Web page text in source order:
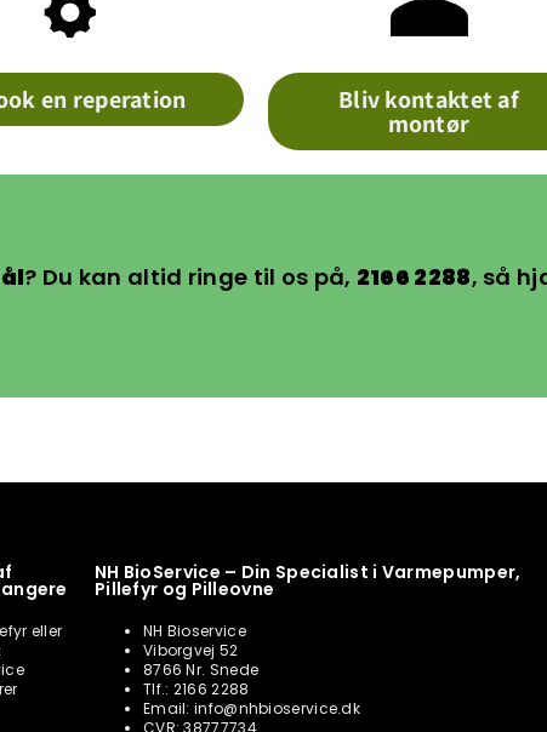
en reperation Bliv kontaktet af
montør
? Du kan altid ringe til os på, 2166 2288, så
eller
NH BioService – Din Specialist i Varmepumper,
Pillefyr og Pilleovne
NH Bioservice
Viborgvej 52
8766 Nr. Snede
Tlf.: 2166 2288
Email: info@nhbioservice.dk
CVR: 38777734